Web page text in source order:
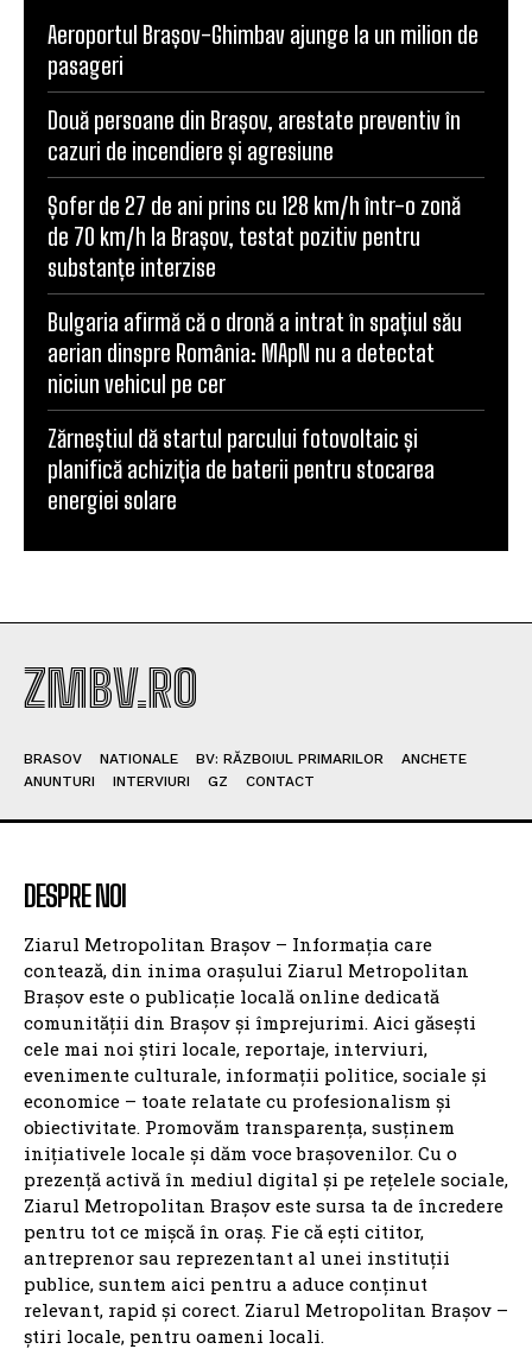
Aeroportul Brașov-Ghimbav ajunge la un milion de
pasageri
Două persoane din Brașov, arestate preventiv în
cazuri de incendiere și agresiune
Șofer de 27 de ani prins cu 128 km/h într-o zonă
de 70 km/h la Brașov, testat pozitiv pentru
substanțe interzise
Bulgaria afirmă că o dronă a intrat în spațiul său
aerian dinspre România: MApN nu a detectat
niciun vehicul pe cer
Zărneștiul dă startul parcului fotovoltaic și
planifică achiziția de baterii pentru stocarea
energiei solare
ZMBV.RO
BRASOV NATIONALE BV: RĂZBOIUL PRIMARILOR
ANCHETE
ANUNTURI
INTERVIURI GZ CONTACT
DESPRE NOI
Ziarul Metropolitan Brașov – Informația care
contează, din inima orașului Ziarul Metropolitan
Brașov este o publicație locală online dedicată
comunității din Brașov și împrejurimi. Aici găsești
cele mai noi știri locale, reportaje, interviuri,
evenimente culturale, informații politice, sociale și
economice – toate relatate cu profesionalism și
obiectivitate. Promovăm transparența, susținem
inițiativele locale și dăm voce brașovenilor. Cu o
prezență activă în mediul digital și pe rețelele sociale,
Ziarul Metropolitan Brașov este sursa ta de încredere
pentru tot ce mișcă în oraș. Fie că ești cititor,
antreprenor sau reprezentant al unei instituții
publice, suntem aici pentru a aduce conținut
relevant, rapid și corect. Ziarul Metropolitan Brașov –
știri locale, pentru oameni locali.